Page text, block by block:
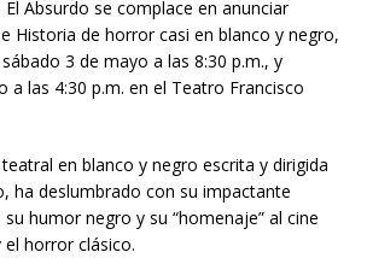
Absurdo se complace en anunciar
Historia de horror casi en blanco y negro,
3 de mayo a las 8:30 p.m., y
a las 4:30 p.m. en el Teatro Francisco
en blanco y negro escrita y dirigida
ha deslumbrado con su impactante
humor negro y su “homenaje” al cine
horror clásico.